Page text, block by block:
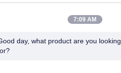
Nan 7:09 AM
day, what product are you looking